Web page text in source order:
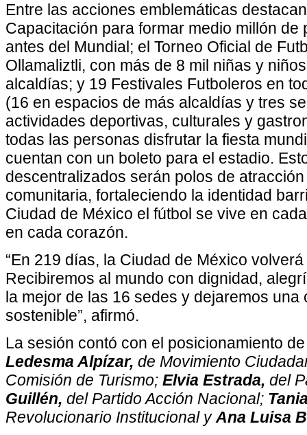
Entre las acciones emblemáticas
Capacitación para formar medio millón de
antes del Mundial; el Torneo Oficial de
Ollamaliztli, con más de 8 mil niñas y
alcaldías; y 19 Festivales Futboleros en
(16 en espacios de más alcaldías y tres
actividades deportivas, culturales y
todas las personas disfrutar la fiesta
cuentan con un boleto para el estadio.
descentralizados serán polos de
comunitaria, fortaleciendo la identidad
Ciudad de México el fútbol se vive en
en cada corazón.
“En 219 días, la Ciudad de México
Recibiremos al mundo con dignidad,
la mejor de las 16 sedes y dejaremos una
sostenible”, afirmó.
La sesión contó con el posicionamiento
Ledesma Alpízar, de Movimiento
Comisión de Turismo; Elvia Estrada, del
Guillén, del Partido Acción Nacional;
Revolucionario Institucional yAna Luisa